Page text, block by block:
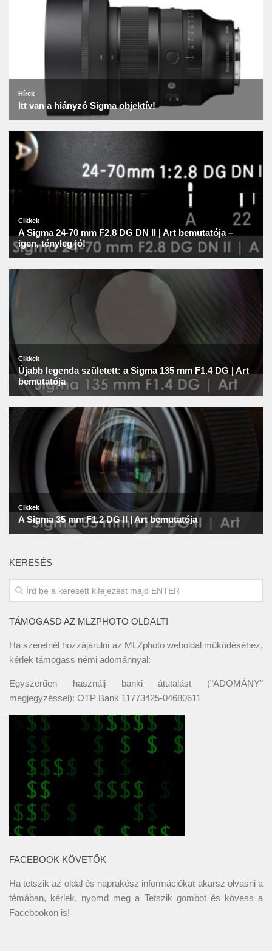
KERESÉS
TÁMOGASD AZ MLZPHOTO OLDALT!
Ha szeretnél hozzájárulni az MLZphoto weboldal működéséhez,
kérlek támogass némi adománnyal:
Egyszerűen használj banki átutalást ("ADOMÁNY"
megjegyzéssel): OTP Bank 11773425-04680611
FACEBOOK KÖVETŐK
Ha tetszik az oldal és naprakész információkat akarsz olvasni a
témában, kérlek, nyomd meg a Tetszik gombot és kövess a
Facebookon is!